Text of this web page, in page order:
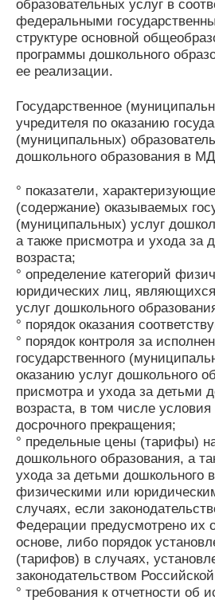
образовательных услуг в
федеральными
структуре основной
программы дошкольного
ее реализации.
Государственное
учредителя по оказанию
(муниципальных)
дошкольного образования в
° показатели,
(содержание) оказываемых
(муниципальных) услуг
а также присмотра и ухода за
возраста;
° определение категорий
юридических лиц,
услуг дошкольного
° порядок оказания
° порядок контроля за
государственного
оказанию услуг дошкольного
присмотра и ухода за детьми
возраста, в том числе условия
досрочного прекращения;
° предельные цены (тарифы)
дошкольного образования, а
ухода за детьми дошкольного
физическими или
случаях, если
Федерации предусмотрено их
основе, либо порядок
(тарифов) в случаях,
законодательством
° требования к отчетности об